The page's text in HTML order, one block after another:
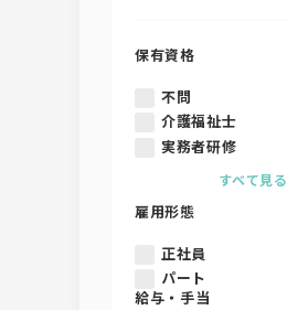
保有資格
不問
介護福祉士
実務者研修
すべて見る
雇用形態
正社員
パート
給与・手当